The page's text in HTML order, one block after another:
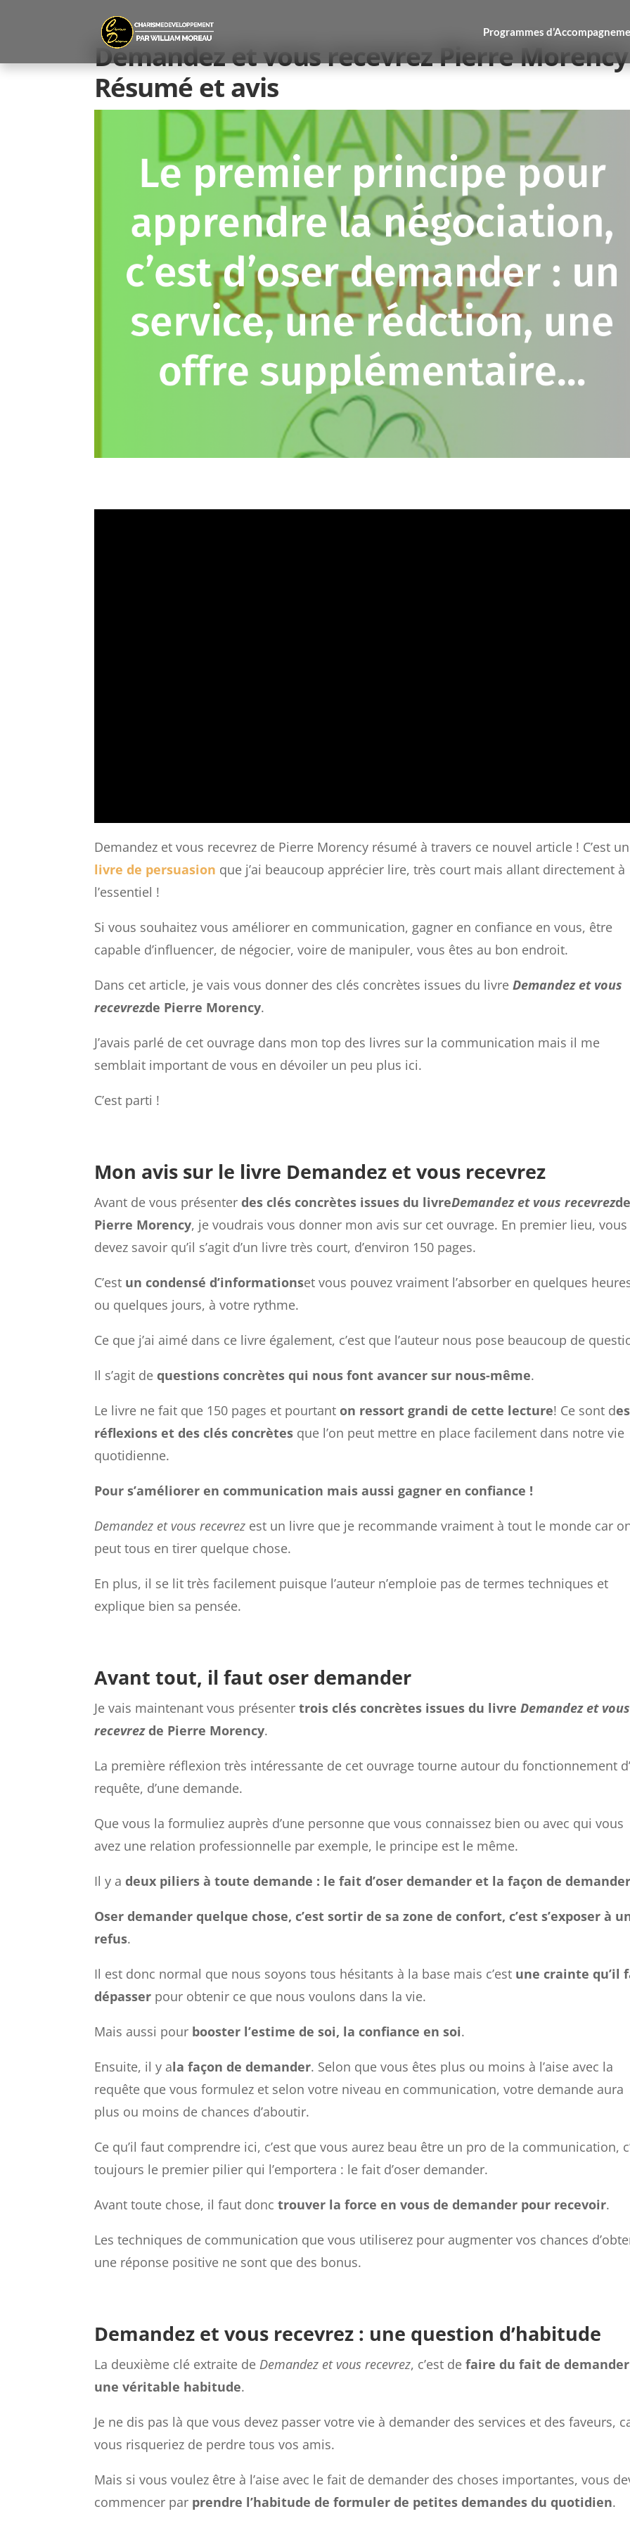
Programmes
Demandez et vous recevrez Pierre
Résumé et avis
Demandez et vous recevrez de Pierre Morency résumé à travers ce nouvel article ! C’est un
livre de persuasion que j’ai beaucoup apprécier lire, très court mais allant directement à
l’essentiel !
Si vous souhaitez vous améliorer en communication, gagner en confiance en vous, être
capable d’influencer, de négocier, voire de manipuler, vous êtes au bon endroit.
Dans cet article, je vais vous donner des clés concrètes issues du livreDemandez et vous
recevrezde Pierre Morency.
J’avais parlé de cet ouvrage dans mon top des livres sur la communication mais il me
semblait important de vous en dévoiler un peu plus ici.
C’est parti !
Mon avis sur le livre Demandez et vous recevrez
Avant de vous présenterdes clés concrètes issues du livreDemandez et vous recevrez
Pierre Morency, je voudrais vous donner mon avis sur cet ouvrage. En premier lieu, vous
devez savoir qu’il s’agit d’un livre très court, d’environ 150 pages.
C’est un condensé d’informationset vous pouvez vraiment l’absorber en quelques
ou quelques jours, à votre rythme.
Ce que j’ai aimé dans ce livre également, c’est que l’auteur nous pose beaucoup de
Il s’agit dequestions concrètes qui nous font avancer sur nous-même.
Le livre ne fait que 150 pages et pourtant on ressort grandi de cette lecture! Ce sont des
réflexions et des clés concrètes que l’on peut mettre en place facilement dans notre vie
quotidienne.
Pour s’améliorer en communication mais aussi gagner en confiance !
Demandez et vous recevrez est un livre que je recommande vraiment à tout le monde car
peut tous en tirer quelque chose.
En plus, il se lit très facilement puisque l’auteur n’emploie pas de termes techniques et
explique bien sa pensée.
Avant tout, il faut oser demander
Je vais maintenant vous présentertrois clés concrètes issues du livreDemandez et vous
recevrezde Pierre Morency.
La première réflexion très intéressante de cet ouvrage tourne autour du fonctionnement
requête, d’une demande.
Que vous la formuliez auprès d’une personne que vous connaissez bien ou avec qui vous
avez une relation professionnelle par exemple, le principe est le même.
Il y adeux piliers à toute demande : le fait d’oser demander et la façon de
Oser demander quelque chose, c’est sortir de sa zone de confort, c’est s’exposer à
refus.
Il est donc normal que nous soyons tous hésitants à la base mais c’est une crainte qu’il
dépasser pour obtenir ce que nous voulons dans la vie.
Mais aussi pour booster l’estime de soi, la confiance en soi.
Ensuite, il y ala façon de demander. Selon que vous êtes plus ou moins à l’aise avec la
requête que vous formulez et selon votre niveau en communication, votre demande aura
plus ou moins de chances d’aboutir.
Ce qu’il faut comprendre ici, c’est que vous aurez beau être un pro de la communication,
toujours le premier pilier qui l’emportera : le fait d’oser demander.
Avant toute chose, il faut donctrouver la force en vous de demander pour recevoir.
Les techniques de communication que vous utiliserez pour augmenter vos chances
une réponse positive ne sont que des bonus.
Demandez et vous recevrez : une question d’habitude
La deuxième clé extraite de Demandez et vous recevrez, c’est defaire du fait de demander
une véritable habitude.
Je ne dis pas là que vous devez passer votre vie à demander des services et des faveurs,
vous risqueriez de perdre tous vos amis.
Mais si vous voulez être à l’aise avec le fait de demander des choses importantes, vous
commencer par prendre l’habitude de formuler de petites demandes du quotidien.